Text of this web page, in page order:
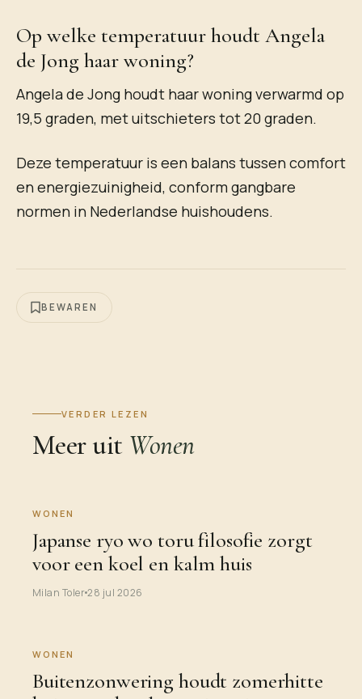
Op welke temperatuur houdt Angela
de Jong haar woning?
Angela de Jong houdt haar woning verwarmd op
19,5 graden, met uitschieters tot 20 graden.
Deze temperatuur is een balans tussen comfort
en energiezuinigheid, conform gangbare
normen in Nederlandse huishoudens.
BEWAREN
VERDER LEZEN
Meer uit Wonen
WONEN
Japanse ryo wo toru filosofie zorgt
voor een koel en kalm huis
Milan Toler28 jul 2026
WONEN
Buitenzonwering houdt zomerhitte